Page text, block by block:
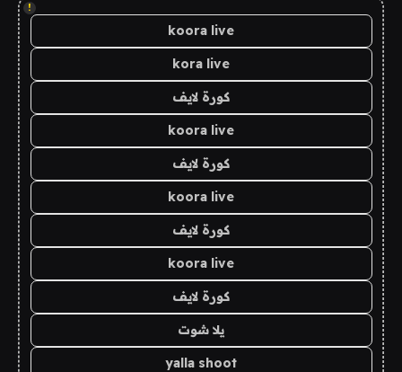
!
koora live
kora live
كورة لايف
koora live
كورة لايف
koora live
كورة لايف
koora live
كورة لايف
يلا شوت
yalla shoot